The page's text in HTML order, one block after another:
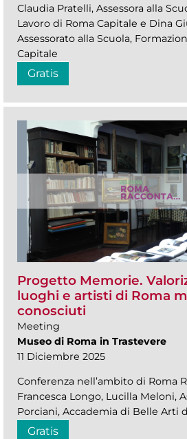
Claudia Pratelli, Assessora alla
Lavoro di Roma Capitale e Dina
Assessorato alla Scuola,
Capitale
Gratis
Progetto Memorie.
luoghi e artisti di Roma
conosciuti
Meeting
Museo di Roma in Trastevere
11 Diciembre 2025
Conferenza nell’ambito di Roma
Francesca Longo, Lucilla Meloni,
Porciani, Accademia di Belle Arti
Gratis